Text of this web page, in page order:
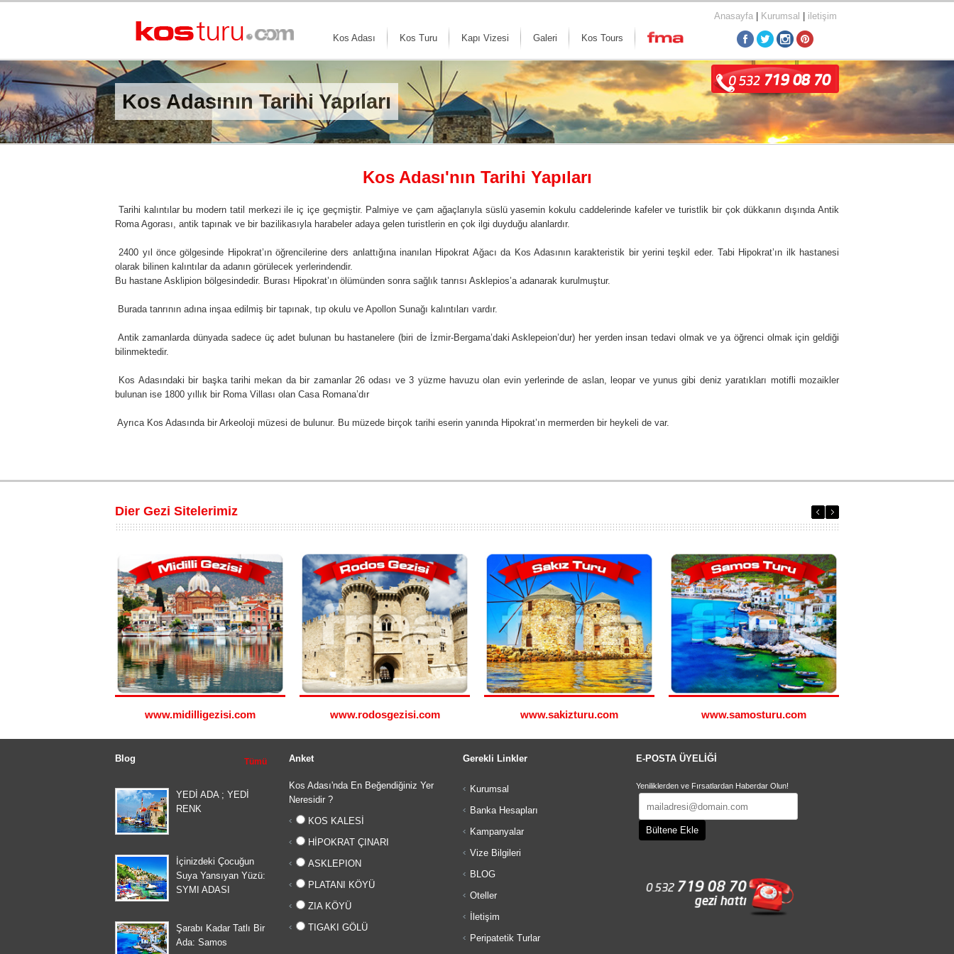
Kos Adası Kos Turu Kapı Vizesi Galeri Kos Tours
Anasayfa| Kurumsal iletişim
Kos Adasının Tarihi Yapıları
Kos Adası'nın Tarihi Yapıları
Tarihi kalıntılar bu modern tatil merkezi ile iç içe geçmiştir. Palmiye ve çam ağaçlarıyla süslü yasemin kokulu caddelerinde kafeler ve turistlik bir çok dükkanın dışında Antik
Roma Agorası, antik tapınak ve bir bazilikasıyla harabeler adaya gelen turistlerin en çok ilgi duyduğu alanlardır.
2400 yıl önce gölgesinde Hipokrat’ın öğrencilerine ders anlattığına inanılan Hipokrat Ağacı da Kos Adasının karakteristik bir yerini teşkil eder. Tabi Hipokrat’ın ilk hastanesi
olarak bilinen kalıntılar da adanın görülecek yerlerindendir.
Bu hastane Asklipion bölgesindedir. Burası Hipokrat’ın ölümünden sonra sağlık tanrısı Asklepios’a adanarak kurulmuştur.
Burada tanrının adına inşaa edilmiş bir tapınak, tıp okulu ve Apollon Sunağı kalıntıları vardır.
Antik zamanlarda dünyada sadece üç adet bulunan bu hastanelere (biri de İzmir-Bergama’daki Asklepeion’dur) her yerden insan tedavi olmak ve ya öğrenci olmak için geldiği
bilinmektedir.
Kos Adasındaki bir başka tarihi mekan da bir zamanlar 26 odası ve 3 yüzme havuzu olan evin yerlerinde de aslan, leopar ve yunus gibi deniz yaratıkları motifli mozaikler
bulunan ise 1800 yıllık bir Roma Villası olan Casa Romana’dır
Ayrıca Kos Adasında bir Arkeoloji müzesi de bulunur. Bu müzede birçok tarihi eserin yanında Hipokrat’ın mermerden bir heykeli de var.
Dier Gezi Sitelerimiz
www.midilligezisi.com www.rodosgezisi.com www.sakizturu.com www.samosturu.com
Blog Tümü
YEDİ ADA ; YEDİ
RENK
İçinizdeki Çocuğun
Suya Yansıyan Yüzü:
SYMI ADASI
Şarabı Kadar Tatlı Bir
Ada: Samos
Anket
Kos Adası'nda En Beğendiğiniz Yer
Neresidir ?
KOS KALESİ
HİPOKRAT ÇINARI
ASKLEPION
PLATANI KÖYÜ
ZIA KÖYÜ
TIGAKI GÖLÜ
Gerekli Linkler
Kurumsal
Banka Hesapları
Kampanyalar
Vize Bilgileri
BLOG
Oteller
İletişim
Peripatetik Turlar
E-POSTA ÜYELİĞİ
Yeniliklerden ve Fırsatlardan Haberdar Olun!